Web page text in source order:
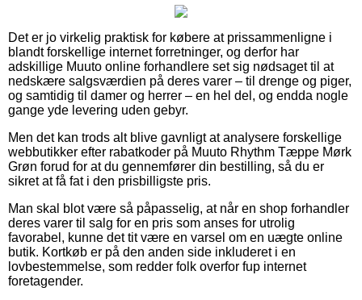
Det er jo virkelig praktisk for købere at prissammenligne i
blandt forskellige internet forretninger, og derfor har
adskillige Muuto online forhandlere set sig nødsaget til at
nedskære salgsværdien på deres varer – til drenge og piger,
og samtidig til damer og herrer – en hel del, og endda nogle
gange yde levering uden gebyr.
Men det kan trods alt blive gavnligt at analysere forskellige
webbutikker efter rabatkoder på Muuto Rhythm Tæppe Mørk
Grøn forud for at du gennemfører din bestilling, så du er
sikret at få fat i den prisbilligste pris.
Man skal blot være så påpasselig, at når en shop forhandler
deres varer til salg for en pris som anses for utrolig
favorabel, kunne det tit være en varsel om en uægte online
butik. Kortkøb er på den anden side inkluderet i en
lovbestemmelse, som redder folk overfor fup internet
foretagender.